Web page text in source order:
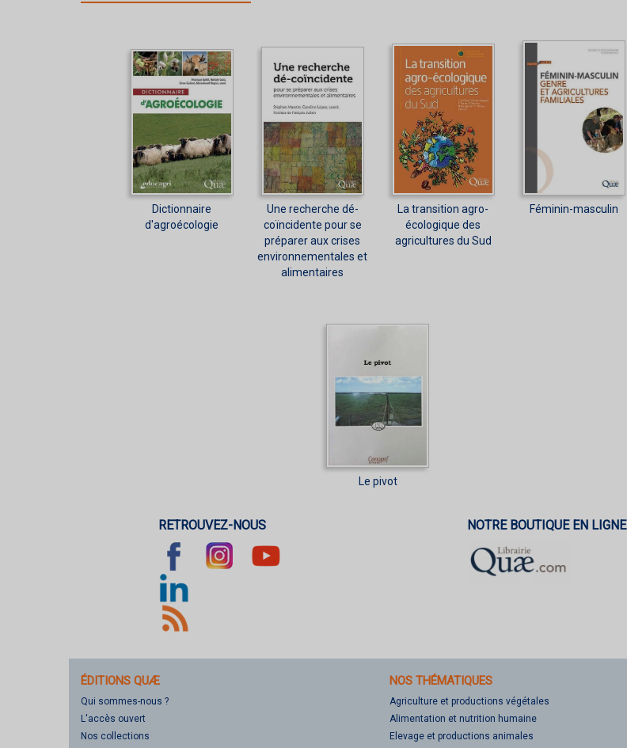
Dictionnaire
d'agroécologie
Une recherche dé-
coïncidente pour se
préparer aux crises
environnementales et
alimentaires
La transition agro-
écologique des
agricultures du Sud
Féminin-masculin
Le pivot
RETROUVEZ-NOUS NOTRE BOUTIQUE EN LIGNE
ÉDITIONS QUÆ
Qui sommes-nous ?
L'accès ouvert
Nos collections
NOS THÉMATIQUES
Agriculture et productions végétales
Alimentation et nutrition humaine
Elevage et productions animales